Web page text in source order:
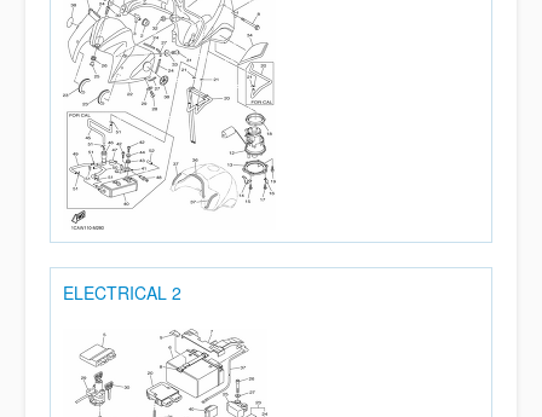
ELECTRICAL 2